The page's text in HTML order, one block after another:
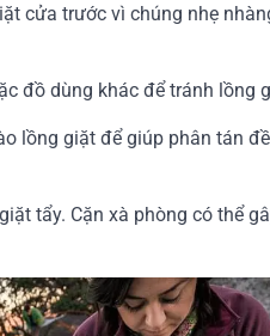
cửa trước vì chúng nhẹ
đồ dùng khác để tránh lồng
lồng giặt để giúp phân tán
tẩy. Cặn xà phòng có thể